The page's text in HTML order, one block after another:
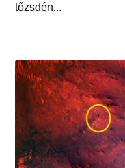
tőzsdén...